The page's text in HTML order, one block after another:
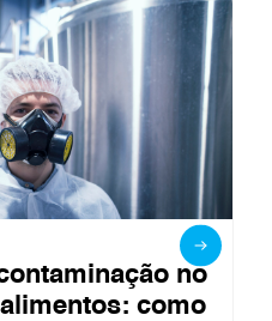
por fazer parte